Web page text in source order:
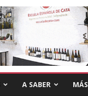
A SABER MÁS